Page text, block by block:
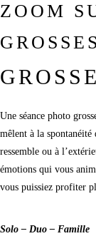
ZOOM
Une séance photo
mêlent à la
ressemble ou à
émotions qui vous
vous puissiez profiter
Solo – Duo – Famille